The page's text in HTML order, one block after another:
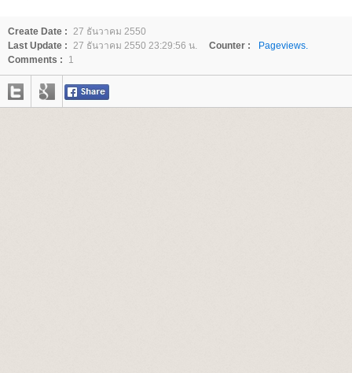
Create Date : 27 ธันวาคม 2550
Last Update : 27 ธันวาคม 2550 23:29:56 น. Counter :
Pageviews.
Comments :
1